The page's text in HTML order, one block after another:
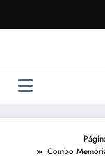
o
Combo